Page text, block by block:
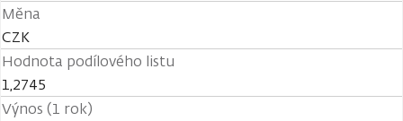
Měna
CZK
Hodnota podílového listu
1,2745
Výnos (1 rok)